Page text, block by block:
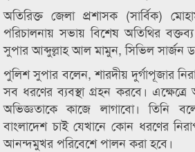
অতিরিক্ত জেলা প্রশাসক (সার্বিক)
পরিচালনায় সভায় বিশেষ অতিথির
সুপার আব্দুল্লাহ আল মামুন, সিভিল সার্জন
পুলিশ সুপার বলেন, শারদীয় দুর্গাপূজার
সব ধরণের ব্যবস্থা গ্রহন করবে।
অভিজ্ঞতাকে কাজে লাগাবো। তিনি
বাংলাদেশ চাই যেখানে কোন ধরণের
আনন্দমুখর পরিবেশে পালন করা হবে।